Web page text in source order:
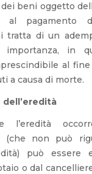
beni oggetto
al pagamento
tratta di un
importanza, in
al
a causa di morte.
l’eredità
(che non può
può essere
o dal